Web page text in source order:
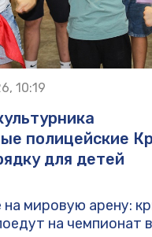
10:19
полицейские
для детей
мировую арену:
на чемпионат